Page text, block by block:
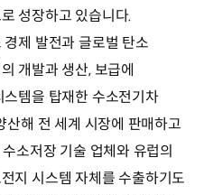
성장하고 있습니다.
제 발전과 글로벌 탄소
개발과 생산, 보급에
템을 탑재한 수소전기차
산해 전 세계 시장에 판매하고
소저장 기술 업체와 유럽의
지 시스템 자체를 수출하기도